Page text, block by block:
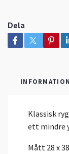
Dela
INFORMATION
Klassisk
ett mindre
Mått 28 x